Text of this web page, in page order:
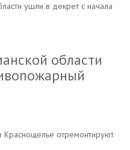
ушли в декрет с начала
области
отремонтируют